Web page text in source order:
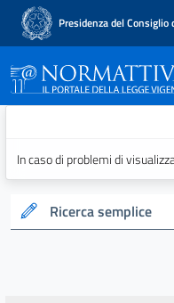
Presidenza del
In caso di problemi di
Ricerca semplice